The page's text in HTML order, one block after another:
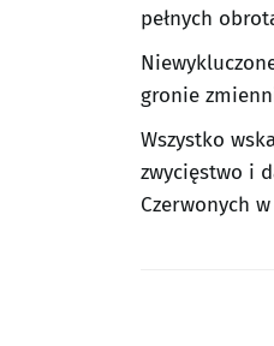
pełnych
gronie
Wszystko
zwycięstwo i
Czerwonych